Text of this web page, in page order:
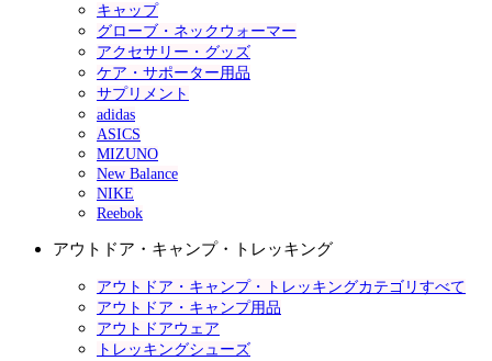
キャップ
グローブ・ネックウォーマー
アクセサリー・グッズ
ケア・サポーター用品
サプリメント
adidas
ASICS
MIZUNO
New Balance
NIKE
Reebok
アウトドア・キャンプ・トレッキング
アウトドア・キャンプ・トレッキングカテゴリすべて
アウトドア・キャンプ用品
アウトドアウェア
トレッキングシューズ